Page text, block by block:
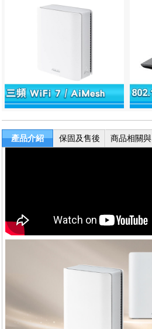
產品介紹
保固及售後
商品相關與